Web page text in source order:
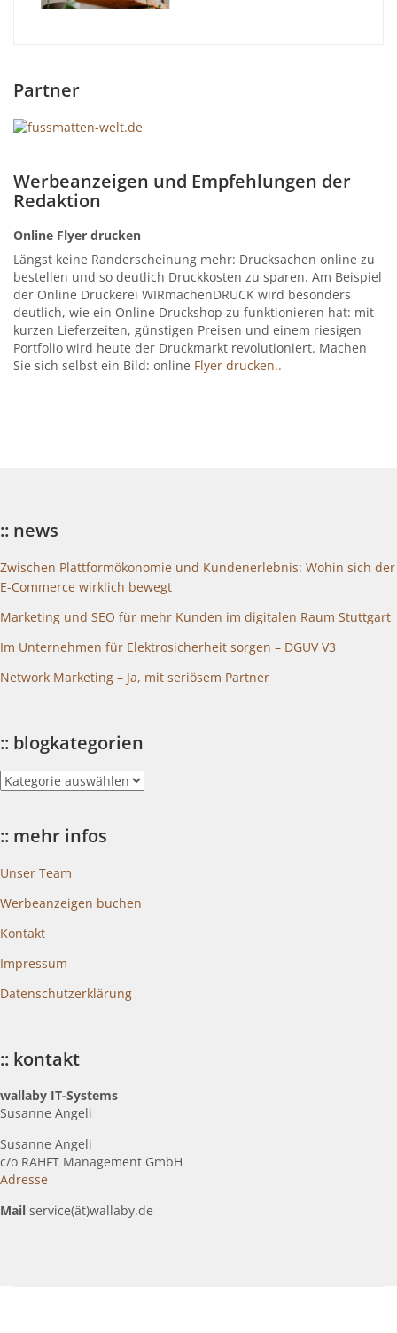
Partner
Werbeanzeigen und Empfehlungen der
Redaktion
Online Flyer drucken
Längst keine Randerscheinung mehr: Drucksachen online zu
bestellen und so deutlich Druckkosten zu sparen. Am Beispiel
der Online Druckerei WIRmachenDRUCK wird besonders
deutlich, wie ein Online Druckshop zu funktionieren hat: mit
kurzen Lieferzeiten, günstigen Preisen und einem riesigen
Portfolio wird heute der Druckmarkt revolutioniert. Machen
Sie sich selbst ein Bild: online Flyer drucken..
:: news
Zwischen Plattformökonomie und Kundenerlebnis: Wohin sich der
E-Commerce wirklich bewegt
Marketing und SEO für mehr Kunden im digitalen Raum Stuttgart
Im Unternehmen für Elektrosicherheit sorgen – DGUV V3
Network Marketing – Ja, mit seriösem Partner
:: blogkategorien
::
blogkategorien
:: mehr infos
Unser Team
Werbeanzeigen buchen
Kontakt
Impressum
Datenschutzerklärung
:: kontakt
wallaby IT-Systems
Susanne Angeli
Susanne Angeli
c/o RAHFT Management GmbH
Adresse
Mail service(ät)wallaby.de